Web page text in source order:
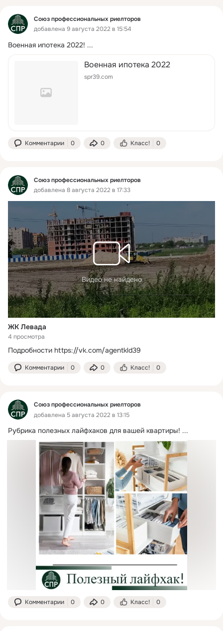
Союз профессиональных риелторов
добавлена 9 августа 2022 в 15:54
Военная ипотека 2022! ...
Военная ипотека 2022
spr39.com
Комментарии 0 0 Класс! 0
Союз профессиональных риелторов
добавлена 8 августа 2022 в 17:33
Видео не найдено
ЖК Левада
4 просмотра
Подробности https://vk.com/agentkld39
Комментарии 0 0 Класс! 0
Союз профессиональных риелторов
добавлена 5 августа 2022 в 13:15
Рубрика полезных лайфхаков для вашей квартиры! ...
Комментарии 0 0 Класс! 0